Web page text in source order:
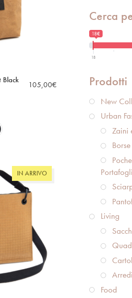
Black
105,00€
IN ARRIVO
Cerca
18€
18
Prodotti
New
Urban
Zaini
Portafogli
Living
Arredi
Food